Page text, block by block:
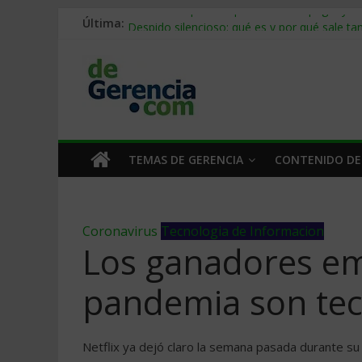
Última: Stablecoins para empresas: cómo pagar y
Trabajo forzoso en la cadena de
Mercado hispano de EE. UU.: cómo
TEMAS DE GERENCIA CONTENIDO
Coronavirus Tecnologia de Informacion
Los ganadores
pandemia son
Netflix ya dejó claro la semana pasada durante